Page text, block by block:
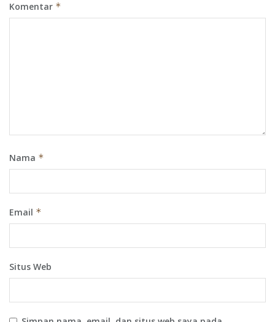
Komentar *
Nama *
Email *
Situs Web